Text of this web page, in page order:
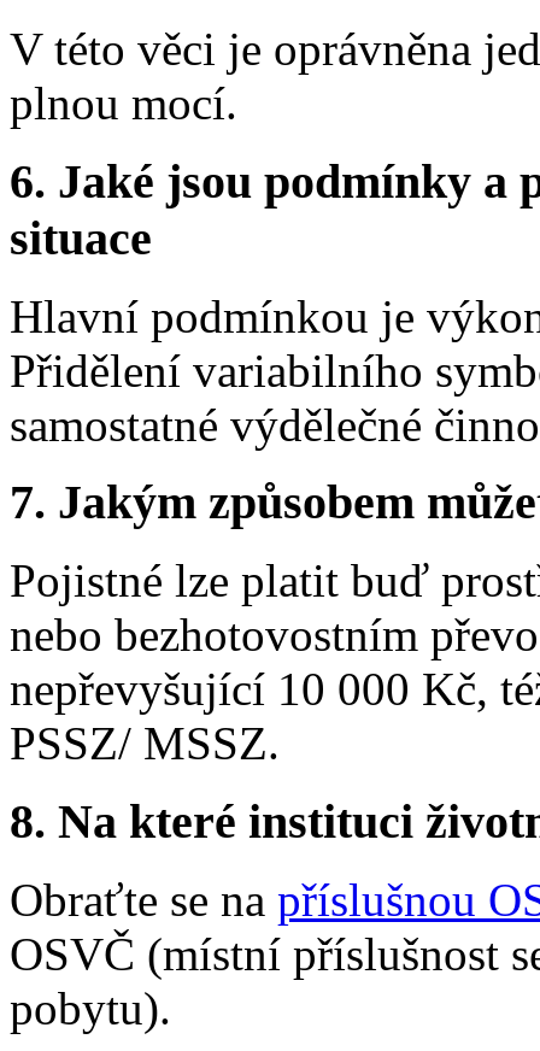
V této věci je oprávněna
plnou mocí.
6. Jaké jsou podmínky a
situace
Hlavní podmínkou je
Přidělení variabilního
samostatné výdělečné
7. Jakým způsobem
Pojistné lze platit buď
nebo bezhotovostním
nepřevyšující 10 000 Kč,
PSSZ/ MSSZ.
8. Na které instituci
Obraťte se na příslušnou
OSVČ (místní příslušnost
pobytu).